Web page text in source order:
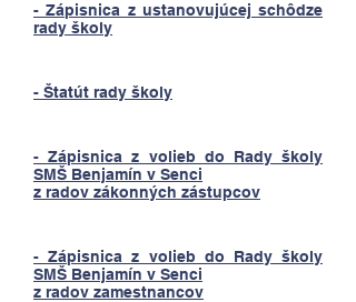
- Zápisnica z ustanovujúcej schôdze
rady školy
- Štatút rady školy
- Zápisnica z volieb do Rady školy
SMŠ Benjamín v Senci
z radov zákonných zástupcov
- Zápisnica z volieb do Rady školy
SMŠ Benjamín v Senci
z radov zamestnancov